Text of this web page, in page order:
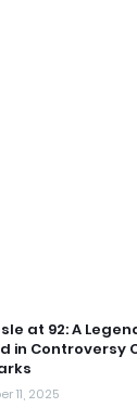
at 92: A
in Controversy
11, 2025